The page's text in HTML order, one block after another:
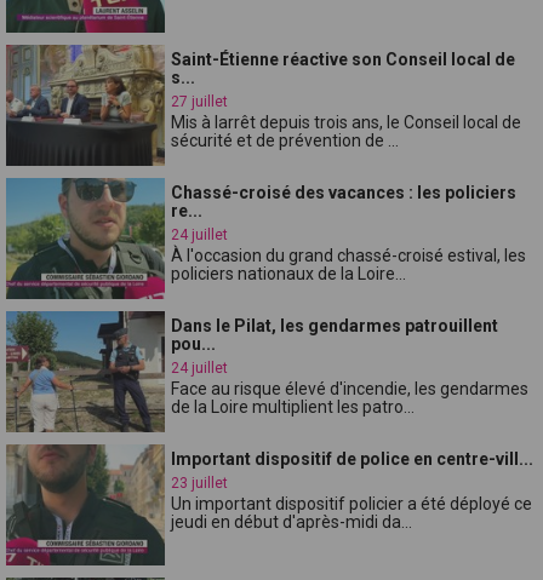
Saint-Étienne réactive son Conseil local de
s...
27 juillet
Mis à larrêt depuis trois ans, le Conseil local de
sécurité et de prévention de ...
Chassé-croisé des vacances : les policiers
re...
24 juillet
À l'occasion du grand chassé-croisé estival, les
policiers nationaux de la Loire...
Dans le Pilat, les gendarmes patrouillent
pou...
24 juillet
Face au risque élevé d'incendie, les gendarmes
de la Loire multiplient les patro...
Important dispositif de police en centre-vill...
23 juillet
Un important dispositif policier a été déployé ce
jeudi en début d'après-midi da...